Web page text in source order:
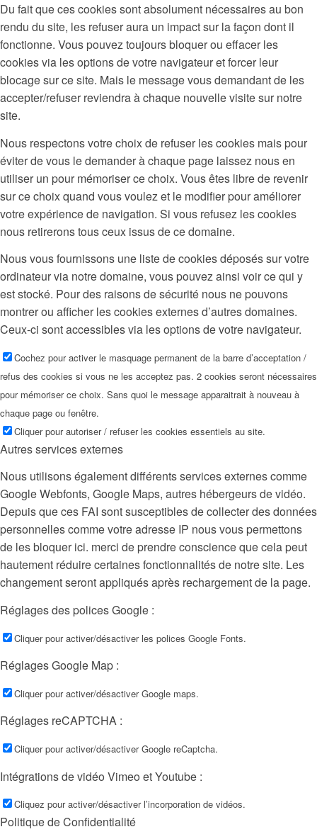
Du fait que ces cookies sont absolument nécessaires au bon
rendu du site, les refuser aura un impact sur la façon dont il
fonctionne. Vous pouvez toujours bloquer ou effacer les
cookies via les options de votre navigateur et forcer leur
blocage sur ce site. Mais le message vous demandant de les
accepter/refuser reviendra à chaque nouvelle visite sur notre
site.
Nous respectons votre choix de refuser les cookies mais pour
éviter de vous le demander à chaque page laissez nous en
utiliser un pour mémoriser ce choix. Vous êtes libre de revenir
sur ce choix quand vous voulez et le modifier pour améliorer
votre expérience de navigation. Si vous refusez les cookies
nous retirerons tous ceux issus de ce domaine.
Nous vous fournissons une liste de cookies déposés sur votre
ordinateur via notre domaine, vous pouvez ainsi voir ce qui y
est stocké. Pour des raisons de sécurité nous ne pouvons
montrer ou afficher les cookies externes d’autres domaines.
Ceux-ci sont accessibles via les options de votre navigateur.
Cochez pour activer le masquage permanent de la barre d’acceptation /
refus des cookies si vous ne les acceptez pas. 2 cookies seront nécessaires
pour mémoriser ce choix. Sans quoi le message apparaitrait à nouveau à
chaque page ou fenêtre.
Cliquer pour autoriser / refuser les cookies essentiels au site.
Autres services externes
Nous utilisons également différents services externes comme
Google Webfonts, Google Maps, autres hébergeurs de vidéo.
Depuis que ces FAI sont susceptibles de collecter des données
personnelles comme votre adresse IP nous vous permettons
de les bloquer ici. merci de prendre conscience que cela peut
hautement réduire certaines fonctionnalités de notre site. Les
changement seront appliqués après rechargement de la page.
Réglages des polices Google :
Cliquer pour activer/désactiver les polices Google Fonts.
Réglages Google Map :
Cliquer pour activer/désactiver Google maps.
Réglages reCAPTCHA :
Cliquer pour activer/désactiver Google reCaptcha.
Intégrations de vidéo Vimeo et Youtube :
Cliquez pour activer/désactiver l’incorporation de vidéos.
Politique de Confidentialité